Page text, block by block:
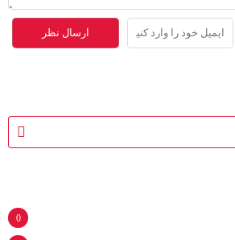
0